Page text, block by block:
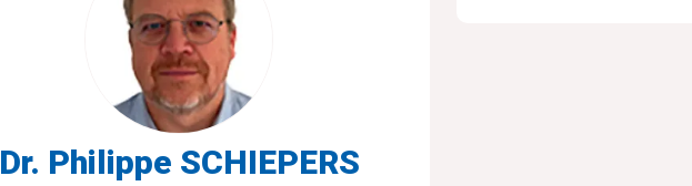
Dr. Philippe SCHIEPERS